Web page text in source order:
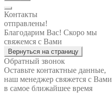
Контакты
отправлены!
Благодарим Вас! Скоро мы
свяжемся с Вами
Вернуться на страницу
Обратный звонок
Оставьте контактные данные,
наш менеджер свяжется с Вами
в самое ближайшее время